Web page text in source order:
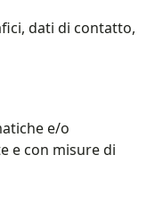
dati di contatto,
e/o
e con misure di